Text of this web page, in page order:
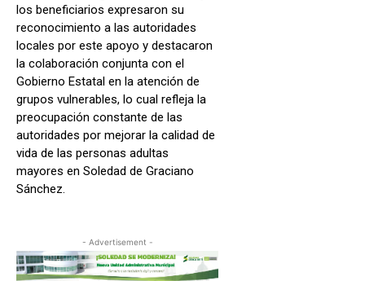
los beneficiarios expresaron su
reconocimiento a las autoridades
locales por este apoyo y destacaron
la colaboración conjunta con el
Gobierno Estatal en la atención de
grupos vulnerables, lo cual refleja la
preocupación constante de las
autoridades por mejorar la calidad de
vida de las personas adultas
mayores en Soledad de Graciano
Sánchez.
- Advertisement -